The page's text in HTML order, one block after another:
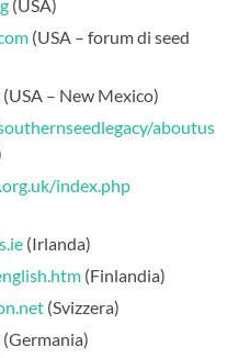
(USA)
(USA – forum di seed
(USA – New Mexico)
aboutus
index.php
(Irlanda)
(Finlandia)
(Svizzera)
(Germania)